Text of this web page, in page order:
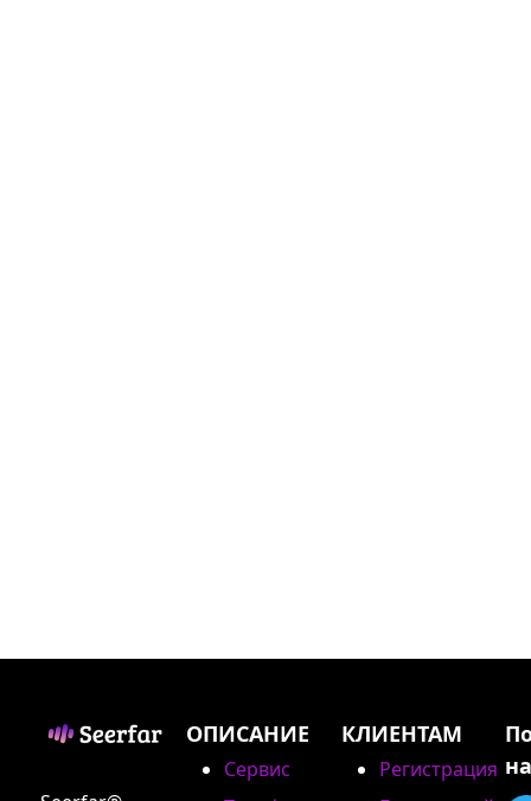
ОПИСАНИЕ
Сервис
КЛИЕНТАМ
Регистрация